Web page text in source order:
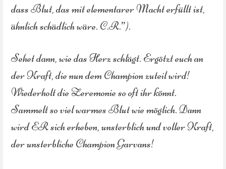
dass Blut, das mit elementarer Macht erfüllt ist,
ähnlich schädlich wäre. C.R.”).
Sehet dann, wie das Herz schlägt. Ergötzt euch an
der Kraft, die nun dem Champion zuteil wird!
Wiederholt die Zeremonie so oft ihr könnt.
Sammelt so viel warmes Blut wie möglich. Dann
wird ER sich erheben, unsterblich und voller Kraft,
der unsterbliche Champion Garvans!